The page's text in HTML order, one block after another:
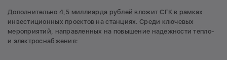
Дополнительно 4,5 миллиарда рублей вложит СГК в рамках
инвестиционных проектов на станциях. Среди ключевых
мероприятий, направленных на повышение надежности тепло-
и электроснабжения: